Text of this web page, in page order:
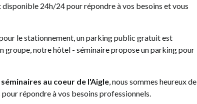
24h/24 pour répondre à vos besoins et vous
le stationnement, un parking public gratuit est
groupe, notre hôtel - séminaire propose un parking pour
séminaires au coeur de l'Aigle , nous sommes heureux de
répondre à vos besoins professionnels.